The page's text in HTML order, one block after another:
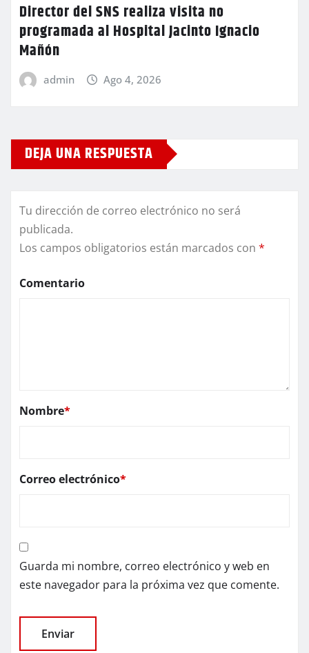
Director del SNS realiza visita no
programada al Hospital Jacinto Ignacio
Mañón
admin Ago 4, 2026
DEJA UNA RESPUESTA
Tu dirección de correo electrónico no será
publicada.
Los campos obligatorios están marcados con *
Comentario
Nombre*
Correo electrónico*
Guarda mi nombre, correo electrónico y web en
este navegador para la próxima vez que comente.